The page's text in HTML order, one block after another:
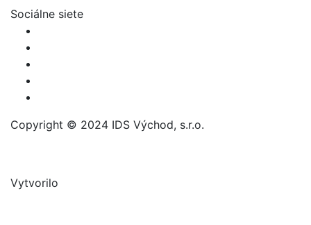
Sociálne siete
Copyright © 2024 IDS Východ, s.r.o.
Vytvorilo